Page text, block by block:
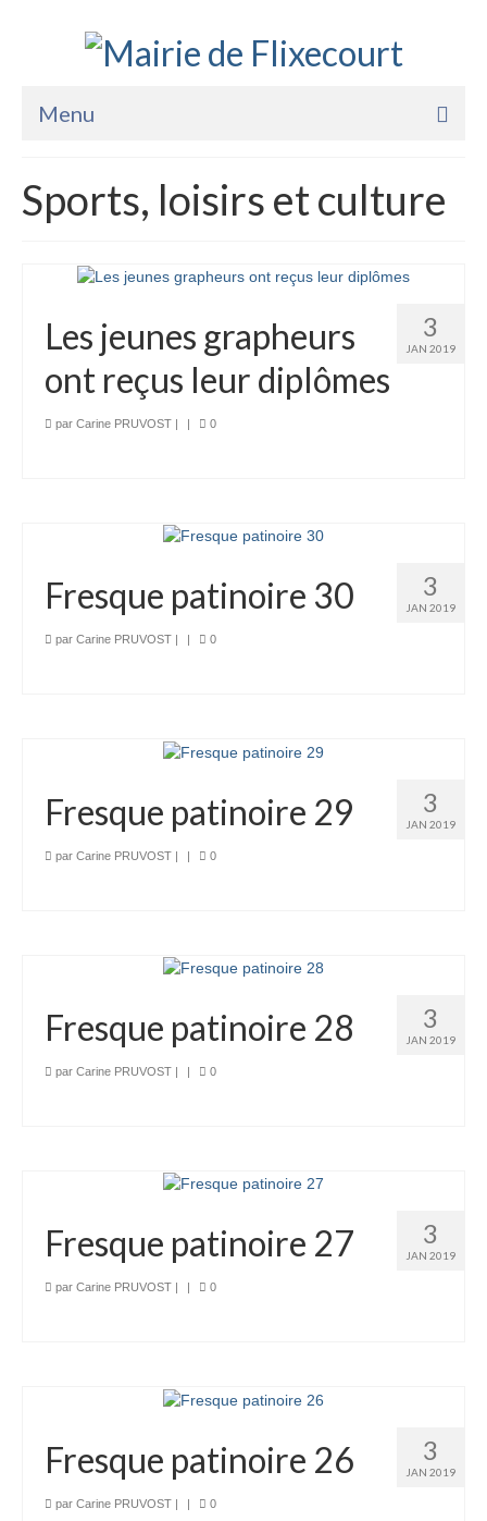
Menu
La Mairie
Vie Pratique
Enfance Jeunesse
Sports Loisirs et Culture
Sports, loisirs et culture
3
JAN 2019
Les jeunes grapheurs
ont reçus leur diplômes
par Carine PRUVOST | | 0
3
JAN 2019
Fresque patinoire 30
par Carine PRUVOST 0
3
JAN 2019
Fresque patinoire 29
par Carine PRUVOST | | 0
3
JAN 2019
Fresque patinoire 28
par Carine PRUVOST | | 0
3
JAN 2019
Fresque patinoire 27
par Carine PRUVOST 0
3
JAN 2019
Fresque patinoire 26
par Carine PRUVOST | | 0